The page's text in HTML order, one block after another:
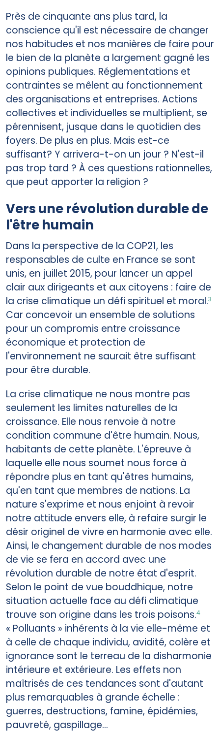
Près de cinquante ans plus tard, la
conscience qu'il est nécessaire de changer
nos habitudes et nos manières de faire pour
le bien de la planète a largement gagné les
opinions publiques. Réglementations et
contraintes se mêlent au fonctionnement
des organisations et entreprises. Actions
collectives et individuelles se multiplient, se
pérennisent, jusque dans le quotidien des
foyers. De plus en plus. Mais est-ce
suffisant? Y arrivera-t-on un jour ? N'est-il
pas trop tard ? À ces questions rationnelles,
que peut apporter la religion ?
Vers une révolution durable de
l'être humain
Dans la perspective de la COP21, les
responsables de culte en France se sont
unis, en juillet 2015, pour lancer un appel
clair aux dirigeants et aux citoyens : faire de
la crise climatique un défi spirituel et moral.3
Car concevoir un ensemble de solutions
pour un compromis entre croissance
économique et protection de
l'environnement ne saurait être suffisant
pour être durable.
La crise climatique ne nous montre pas
seulement les limites naturelles de la
croissance. Elle nous renvoie à notre
condition commune d'être humain. Nous,
habitants de cette planète. L'épreuve à
laquelle elle nous soumet nous force à
répondre plus en tant qu'êtres humains,
qu'en tant que membres de nations. La
nature s'exprime et nous enjoint à revoir
notre attitude envers elle, à refaire surgir le
désir originel de vivre en harmonie avec elle.
Ainsi, le changement durable de nos modes
de vie se fera en accord avec une
révolution durable de notre état d'esprit.
Selon le point de vue bouddhique, notre
situation actuelle face au défi climatique
trouve son origine dans les trois poisons.4
« Polluants » inhérents à la vie elle-même et
à celle de chaque individu, avidité, colère et
ignorance sont le terreau de la disharmonie
intérieure et extérieure. Les effets non
maîtrisés de ces tendances sont d'autant
plus remarquables à grande échelle :
guerres, destructions, famine, épidémies,
pauvreté, gaspillage...